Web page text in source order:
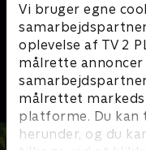
Vi bruger egne
oplevelse af TV 2
målrette annoncer
målrettet
platforme. Du kan
herunder, og du
Mumidalen
Børneserier • 2 sæsoner